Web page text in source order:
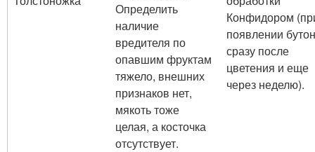
Определить
наличие
вредителя по
опавшим фруктам
тяжело, внешних
признаков нет,
мякоть тоже
целая, а косточка
отсутствует.
Конфидором
появлении
сразу после
цветения и еще
через неделю).